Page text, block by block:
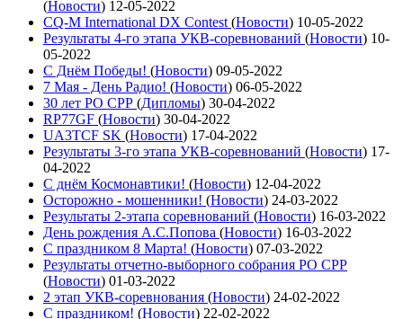
(Новости) 12-05-2022
CQ-M International DX Contest (Новости) 10-05-2022
Результаты 4-го этапа УКВ-соревнований (Новости) 10-
05-2022
С Днём Победы! (Новости) 09-05-2022
7 Мая - День Радио! (Новости) 06-05-2022
30 лет РО СРР (Дипломы) 30-04-2022
RP77GF (Новости) 30-04-2022
UA3TCF SK (Новости) 17-04-2022
Результаты 3-го этапа УКВ-соревнований (Новости) 17-
04-2022
С днём Космонавтики! (Новости) 12-04-2022
Осторожно - мошенники! (Новости) 24-03-2022
Результаты 2-этапа соревнований (Новости) 16-03-2022
День рождения А.С.Попова (Новости) 16-03-2022
С праздником 8 Марта! (Новости) 07-03-2022
Результаты отчетно-выборного собрания РО СРР
(Новости) 01-03-2022
2 этап УКВ-соревнования (Новости) 24-02-2022
С праздником! (Новости) 22-02-2022